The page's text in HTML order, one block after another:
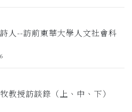
人--訪前東華大學人文社會科
授訪談錄（上、中、下）